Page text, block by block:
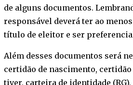
de alguns documentos.
responsável deverá ter ao menos
título de eleitor e ser
Além desses documentos será
certidão de nascimento, certidão
tiver, carteira de identidade